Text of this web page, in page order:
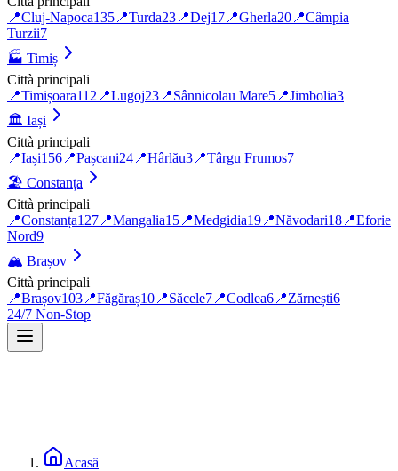
📍Cluj-Napoca135 📍Turda23 📍Dej17 📍Gherla20 📍Câmpia
Turzii7
🏭 Timiș
Città principali
📍Timișoara112 📍Lugoj23 📍Sânnicolau Mare5 📍Jimbolia3
🏛️ Iași
Città principali
📍Iași156 📍Pașcani24 📍Hârlău3 📍Târgu Frumos7
🏖️ Constanța
Città principali
📍Constanța127 📍Mangalia15 📍Medgidia19 📍Năvodari18 📍Eforie
Nord9
🏔️ Brașov
Città principali
📍Brașov103 📍Făgăraș10 📍Săcele7 📍Codlea6 📍Zărnești6
24/7 Non-Stop
Acasă